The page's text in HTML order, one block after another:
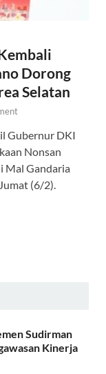
Dorong
Selatan
Gubernur DKI
Nonsan
Mal Gandaria
(6/2).
Sudirman
Kinerja